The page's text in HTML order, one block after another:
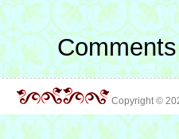
Copyright ©